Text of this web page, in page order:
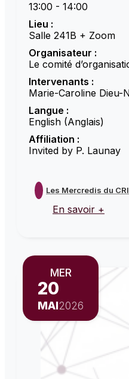
13:00 - 14:00
Lieu :
Salle 241B + Zoom
Organisateur :
Le comité
Intervenants :
Marie-Caroline Dieu-
Langue :
English (Anglais)
Affiliation :
Invited by P. Launay
Les Mercredis du
En savoir +
MER
20
MAI2026